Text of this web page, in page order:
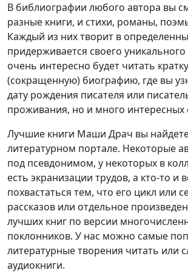
В библиографии любого автора вы
разные книги, и стихи, романы,
Каждый из них творит в
придерживается своего
очень интересно будет читать
(сокращенную) биографию, где вы
дату рождения писателя или
проживания, но и много интересных
Лучшие книги Маши Драч вы
литературном портале. Некоторые
под псевдонимом, у некоторых в
есть экранизации трудов, а кто-то и
похвастаться тем, что его цикл или
рассказов или отдельное
лучших книг по версии
поклонников. У нас можно самые
литературные творения читать или
аудиокниги.